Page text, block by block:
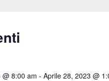
8:00 am - Aprile 28, 2023 @